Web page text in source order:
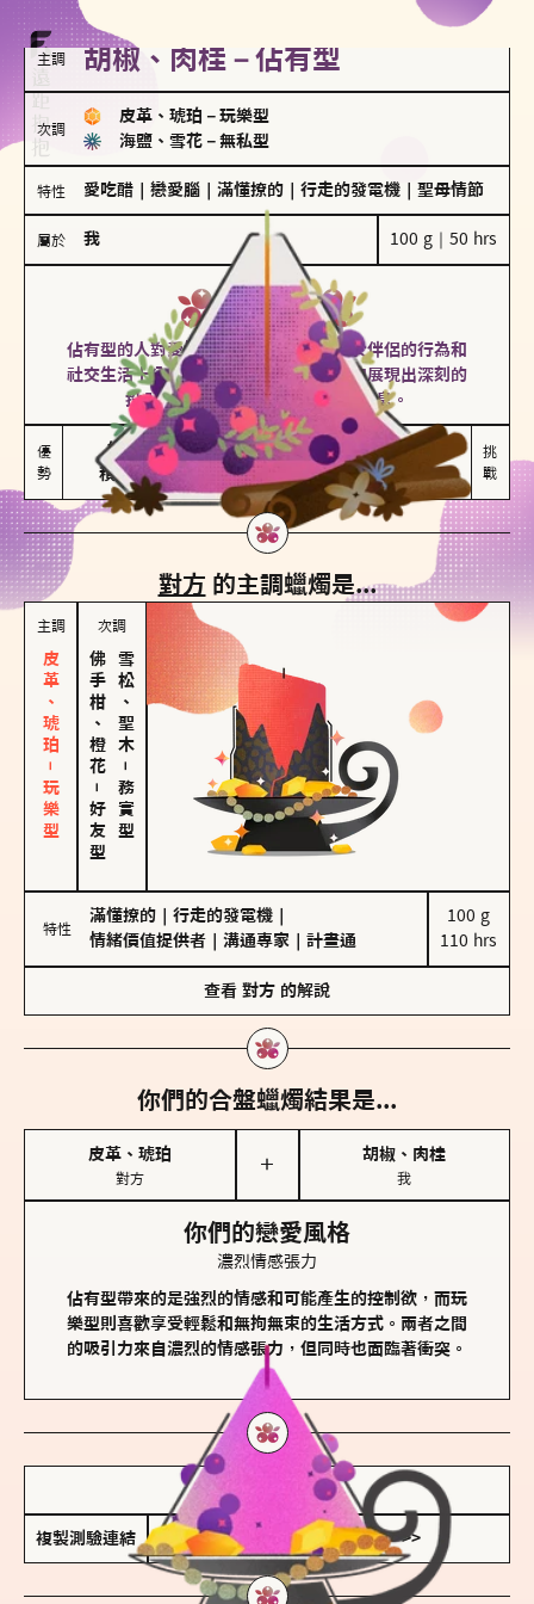
主調 胡椒、肉桂－佔有型
次調
皮革、琥珀 － 玩樂型
海鹽、雪花 － 無私型
特性 愛吃醋 戀愛腦 滿懂撩的 行走的發電機 聖母情節
屬於 我 100 g｜50 hrs
佔有型
胡椒、肉桂
佔有型的人對愛情有強烈的保護欲，對於伴侶的行為和
社交生活十分敏感、容易吃醋。在關係中展現出深刻的
投入和激情，但也可能讓人感到窒息。
優
勢
能建立緊密關係
積極維繫關係熱度
嫉妒心較強
可能出現控制欲
挑
戰
對方 的主調蠟燭是...
主調
皮革、琥珀－玩樂型
次調
佛手柑、橙花
－
好友型
雪松、聖木
－
務實型
特性
滿懂撩的 行走的發電機
情緒價值提供者
溝通專家 計畫通
100 g
110 hrs
查看 對方 的解說
你們的合盤蠟燭結果是...
皮革、琥珀
對方
＋
胡椒、肉桂
我
你們的戀愛風格
濃烈情感張力
佔有型帶來的是強烈的情感和可能產生的控制欲，而玩
樂型則喜歡享受輕鬆和無拘無束的生活方式。兩者之間
的吸引力來自濃烈的情感張力，但同時也面臨著衝突。
儲存我的結果圖
複製測驗連結 查看香氛類型全解析 >>>